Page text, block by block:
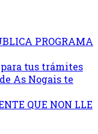
PROGRAMA
tus trámites
As Nogais te
QUE NON LLE